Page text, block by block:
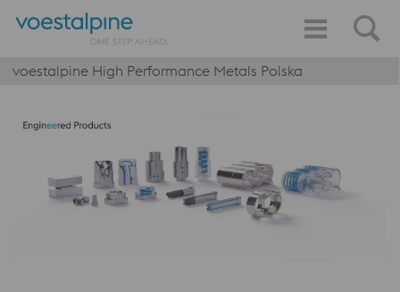
voestalpine High Performance Metals Polska